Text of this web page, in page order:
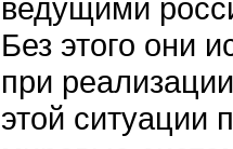
ведущими
Без этого они
при
этой ситуации